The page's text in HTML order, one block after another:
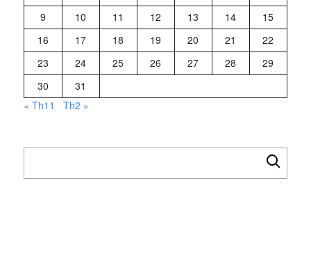
9
10 11 12 13 14
15
16
17 18 19 20 21
22
23
24 25 26 27 28
29
30
31
« Th11
Th2 »
cho: